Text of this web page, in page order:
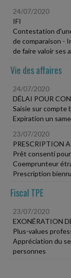
24/07/2020
IFI
Contestation
de comparaison -
de faire valoir ses
Vie des affaires
24/07/2020
DÉLAI POUR
Saisie sur compte
Expiration un
23/07/2020
PRESCRIPTION
Prêt consenti
Coemprunteur
Prescription
Fiscal TPE
23/07/2020
EXONÉRATION
Plus-values
Appréciation du
personnes